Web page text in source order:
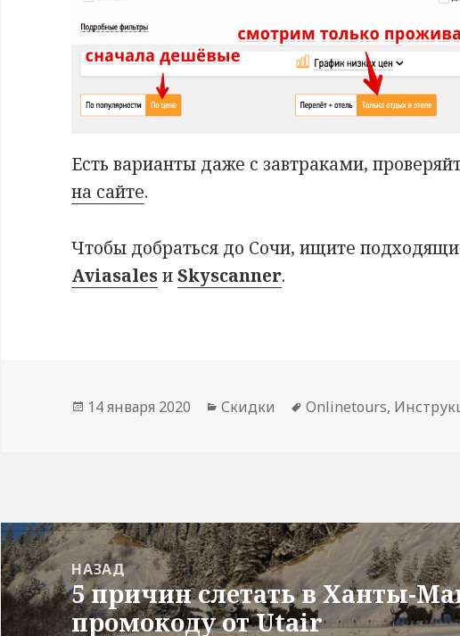
Есть варианты даже с завтраками,
на сайте.
Чтобы добраться до Сочи, ищите
AviasalesиSkyscanner.
Опубликовано
14 января 2020 Рубрики
Скидки Метки
Onlinetours,
Навигация
по
записям
НАЗАД
Предыдущая
запись:
5 причин слетать в Ханты-
промокоду от Utair